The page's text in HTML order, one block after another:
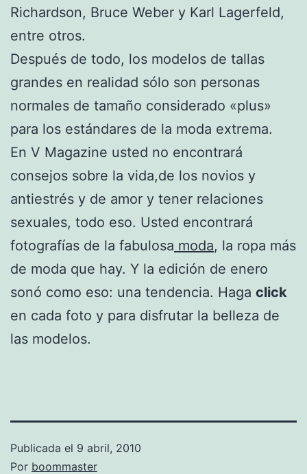
Richardson, Bruce Weber y Karl Lagerfeld,
entre otros.
Después de todo, los modelos de tallas
grandes en realidad sólo son personas
normales de tamaño considerado «plus»
para los estándares de la moda extrema.
En V Magazine usted no encontrará
consejos sobre la vida,de los novios y
antiestrés y de amor y tener relaciones
sexuales, todo eso. Usted encontrará
fotografías de la fabulosa moda, la ropa más
de moda que hay. Y la edición de enero
sonó como eso: una tendencia. Haga click
en cada foto y para disfrutar la belleza de
las modelos.
Publicada el 9 abril, 2010
Por boommaster